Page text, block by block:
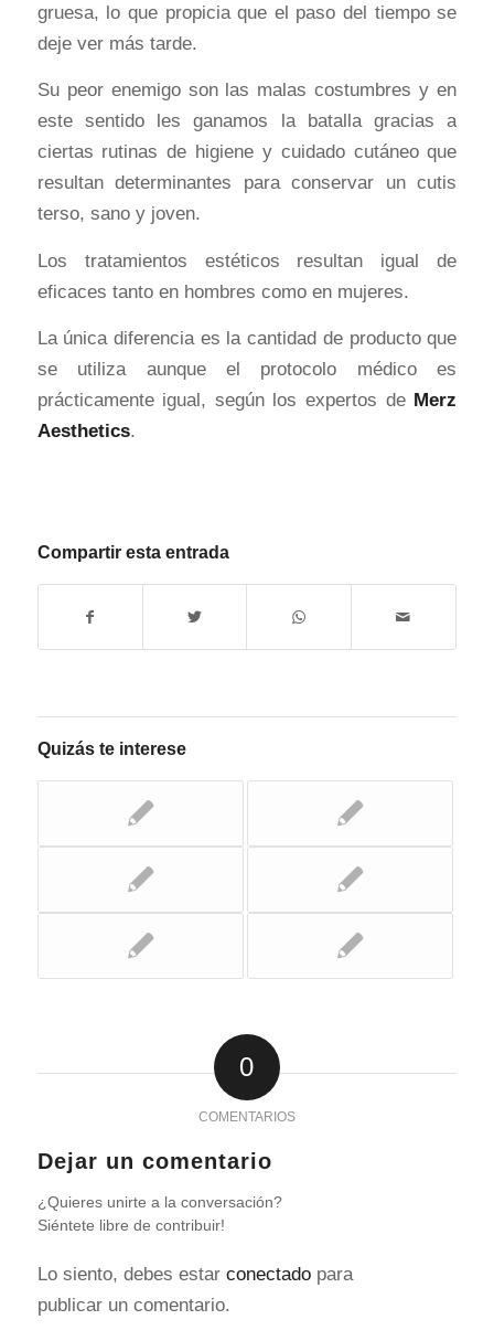
gruesa, lo que propicia que el paso del tiempo se
deje ver más tarde.
Su peor enemigo son las malas costumbres y en
este sentido les ganamos la batalla gracias a
ciertas rutinas de higiene y cuidado cutáneo que
resultan determinantes para conservar un cutis
terso, sano y joven.
Los tratamientos estéticos resultan igual de
eficaces tanto en hombres como en mujeres.
La única diferencia es la cantidad de producto que
se utiliza aunque el protocolo médico es
prácticamente igual, según los expertos de Merz
Aesthetics.
Compartir esta entrada
Quizás te interese
0
COMENTARIOS
Dejar un comentario
¿Quieres unirte a la conversación?
Siéntete libre de contribuir!
Lo siento, debes estar conectadopara
publicar un comentario.